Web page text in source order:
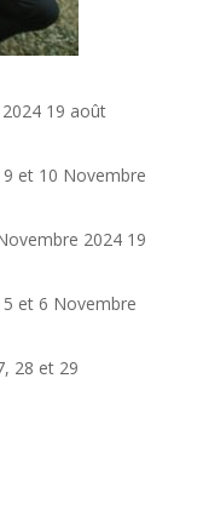
19 août
et 10 Novembre
2024 19
et 6 Novembre
28 et 29